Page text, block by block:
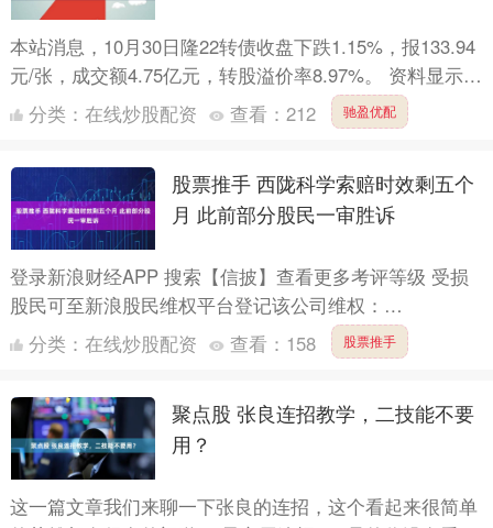
本站消息，10月30日隆22转债收盘下跌1.15%，报133.94
元/张，成交额4.75亿元，转股溢价率8.97%。 资料显示，
隆22转债信用级别为“AAA”，....
分类： 在线炒股配资 查看： 212 驰盈优配
股票推手 西陇科学索赔时效剩五个
月 此前部分股民一审胜诉
登录新浪财经APP 搜索【信披】查看更多考评等级 受损
股民可至新浪股民维权平台登记该公司维权：
http://wq.finance.sina.com.cn/ 关注....
分类： 在线炒股配资 查看： 158 股票推手
聚点股 张良连招教学，二技能不要
用？
这一篇文章我们来聊一下张良的连招，这个看起来很简单